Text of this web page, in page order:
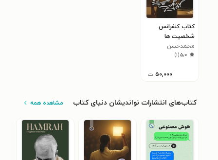
کتاب کنفرانس
شخصیت ها
محمدحسن
ابوفاضلی
۵٫۰(۱)
۵۰,۰۰۰ ت
کتاب‌های انتشارات نواندیشان دنیای کتاب مشاهده همه